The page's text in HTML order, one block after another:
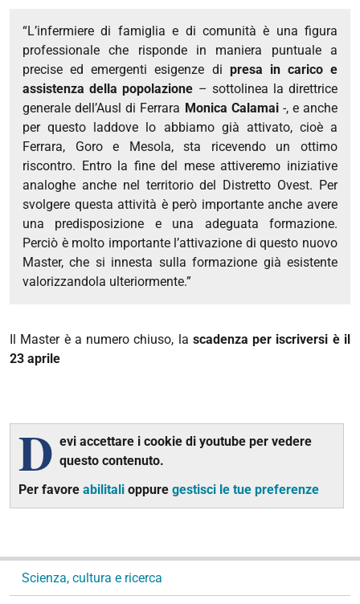
“L’infermiere di famiglia e di comunità è una figura
professionale che risponde in maniera puntuale a
precise ed emergenti esigenze di presa in carico e
assistenza della popolazione – sottolinea la direttrice
generale dell’Ausl di Ferrara Monica Calamai-, e anche
per questo laddove lo abbiamo già attivato, cioè a
Ferrara, Goro e Mesola, sta ricevendo un ottimo
riscontro. Entro la fine del mese attiveremo iniziative
analoghe anche nel territorio del Distretto Ovest. Per
svolgere questa attività è però importante anche avere
una predisposizione e una adeguata formazione.
Perciò è molto importante l’attivazione di questo nuovo
Master, che si innesta sulla formazione già esistente
valorizzandola ulteriormente.”
Il Master è a numero chiuso, la scadenza per iscriversi è il
23 aprile
D evi accettare i cookie di youtube per vedere
questo contenuto.
Per favore abilitali oppure gestisci le tue preferenze
Scienza, cultura e ricerca